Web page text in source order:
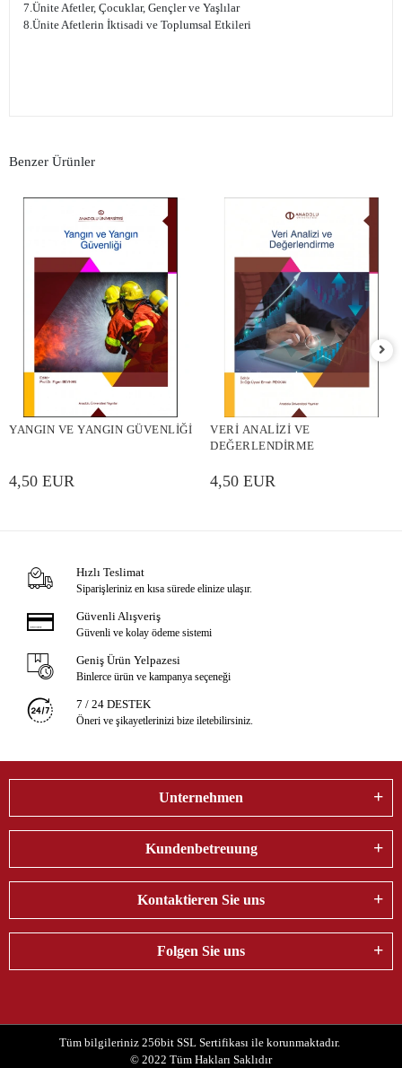
7.Ünite Afetler, Çocuklar, Gençler ve Yaşlılar
8.Ünite Afetlerin İktisadi ve Toplumsal Etkileri
Benzer Ürünler
YANGIN VE YANGIN GÜVENLİĞİ
4,50 EUR
VERİ ANALİZİ VE
DEĞERLENDİRME
4,50 EUR
Hızlı Teslimat
Siparişleriniz en kısa sürede elinize ulaşır.
Güvenli Alışveriş
Güvenli ve kolay ödeme sistemi
Geniş Ürün Yelpazesi
Binlerce ürün ve kampanya seçeneği
7 / 24 DESTEK
Öneri ve şikayetlerinizi bize iletebilirsiniz.
Unternehmen
Kundenbetreuung
Kontaktieren Sie uns
Folgen Sie uns
Tüm bilgileriniz 256bit SSL Sertifikası ile korunmaktadır.
© 2022 Tüm Hakları Saklıdır